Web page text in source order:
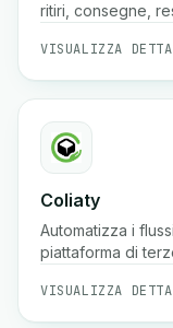
ritiri, consegne,
VISUALIZZA
Coliaty
Automatizza i
piattaforma di
VISUALIZZA